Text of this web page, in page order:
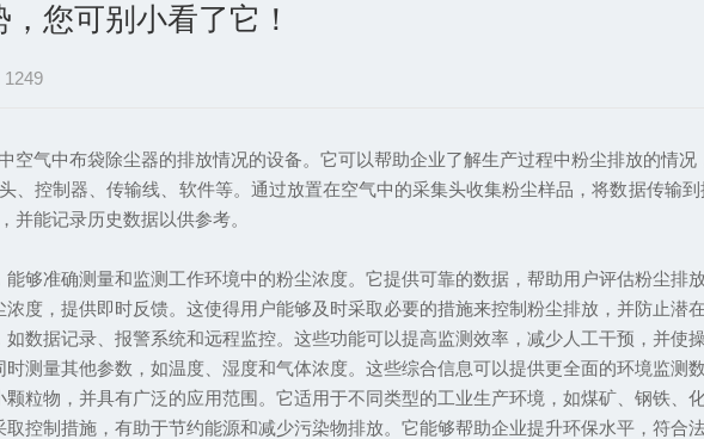
您可别小看了它！
1249
空气中布袋除尘器的排放情况的设备。它可以帮助企业了解生产过程中粉尘排放的情况
控制器、传输线、软件等。通过放置在空气中的采集头收集粉尘样品，将数据传输
并能记录历史数据以供参考。
准确测量和监测工作环境中的粉尘浓度。它提供可靠的数据，帮助用户评估粉尘排放
，提供即时反馈。这使得用户能够及时采取必要的措施来控制粉尘排放，并防止潜在
据记录、报警系统和远程监控。这些功能可以提高监测效率，减少人工干预，并使操
量其他参数，如温度、湿度和气体浓度。这些综合信息可以提供更全面的环境监测数
物，并具有广泛的应用范围。它适用于不同类型的工业生产环境，如煤矿、钢铁、化
制措施，有助于节约能源和减少污染物排放。它能够帮助企业提升环保水平，符合法